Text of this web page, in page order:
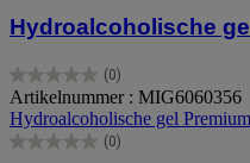
Hydroalcoholische
(0)
0.0
van
de
5
Artikelnummer : MIG6060356
Hydroalcoholische gel
(0)
0.0